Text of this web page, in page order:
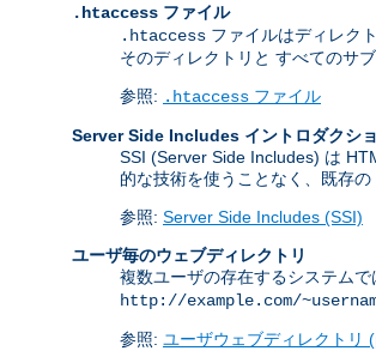
.htaccess ファイル
.htaccess ファイルはディレク
そのディレクトリと すべてのサ
参照: .htaccess ファイル
Server Side Includes イントロダクシ
SSI (Server Side Includes) は
的な技術を使うことなく、既存
参照: Server Side Includes (SSI)
ユーザ毎のウェブディレクトリ
複数ユーザの存在するシステム
http://example.com/
参照: ユーザウェブディレクトリ (